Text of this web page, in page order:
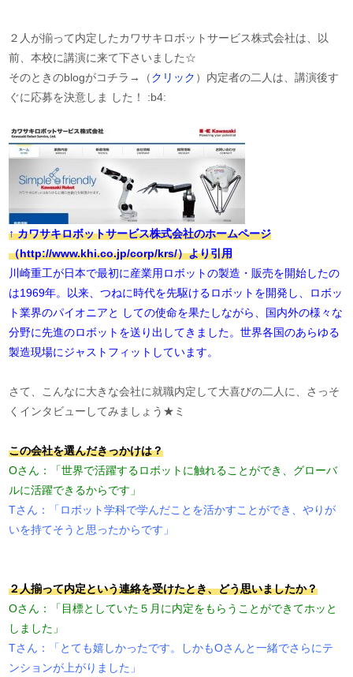
２人が揃って内定したカワサキロボットサービス株式会社は、以
前、本校に講演に来て下さいました☆
そのときのblogがコチラ→（クリック ）内定者の二人は、講演後す
ぐに応募を決意しま した！ :b4:
↑ カワサキロボットサービス株式会社のホームページ
（http://www.khi.co.jp/corp/krs/）より引用
川崎重工が日本で最初に産業用ロボットの製造・販売を開始したの
は1969年。以来、つねに時代を先駆けるロボットを開発し、ロボッ
ト業界のパイオニアと しての使命を果たしながら、国内外の様々な
分野に先進のロボットを送り出してきました。世界各国のあらゆる
製造現場にジャストフィットしています。
さて、こんなに大きな会社に就職内定して大喜びの二人に、さっそ
くインタビューしてみましょう★ミ
この会社を選んだきっかけは？
Oさん：「世界で活躍するロボットに触れることができ、グローバ
ルに活躍できるからです」
Tさん：「ロボット学科で学んだことを活かすことができ、やりが
いを持てそうと思ったからです」
２人揃って内定という連絡を受けたとき、どう思いましたか？
Oさん：「目標としていた５月に内定をもらうことができてホッと
しました」
Tさん：「とても嬉しかったです。しかもOさんと一緒でさらにテ
ンションが上がりました」